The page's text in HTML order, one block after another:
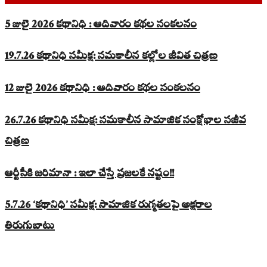
5 జులై 2026 కథానిధి : ఆదివారం కథల సంకలనం
19.7.26 కథానిధి సమీక్ష: సమకాలీన కల్లోల జీవిత చిత్రణ
12 జులై 2026 కథానిధి : ఆదివారం కథల సంకలనం
26.7.26 కథానిధి సమీక్ష: సమకాలీన సామాజిక సంక్షోభాల సజీవ
చిత్రణ
ఆర్టీసీకి జరిమానా : ఇలా చేస్తే ప్రజలకే నష్టం!!
5.7.26 ‘కథానిధి’ సమీక్ష: సామాజిక రుగ్మతలపై అక్షరాల
తిరుగుబాటు